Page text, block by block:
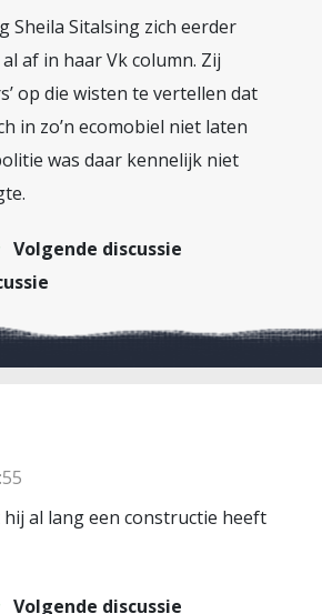
Sheila Sitalsing zich eerder
af in haar Vk column. Zij
op die wisten te vertellen dat
in zo’n ecomobiel niet laten
was daar kennelijk niet
Volgende discussie
al lang een constructie heeft
Volgende discussie